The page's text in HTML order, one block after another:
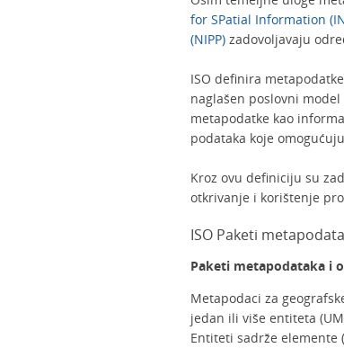
for SPatial Information
(NIPP) zadovoljavaju
ISO definira
naglašen poslovni
metapodatke kao
podataka koje
Kroz ovu definiciju su
otkrivanje i korištenje
ISO Paketi
Paketi metapodataka i
Metapodaci za
jedan ili više entiteta
Entiteti sadrže